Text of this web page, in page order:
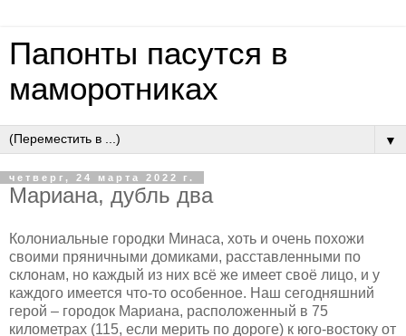
Папонты пасутся в
маморотниках
▼
четверг, 24 марта 2022 г.
Мариана, дубль два
Колониальные городки Минаса, хоть и очень похожи
своими пряничными домиками, расставленными по
склонам, но каждый из них всё же имеет своё лицо, и у
каждого имеется что-то особенное. Наш сегодняшний
герой – городок Мариана, расположенный в 75
километрах (115, если мерить по дороге) к юго-востоку от